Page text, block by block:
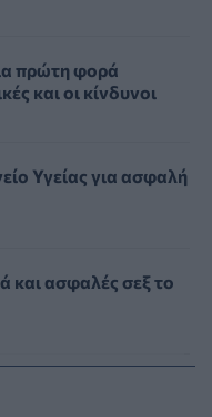
πρώτη φορά
και οι κίνδυνοι
Υγείας για ασφαλή
και ασφαλές σεξ το